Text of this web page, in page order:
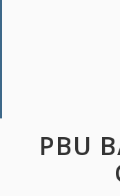
PBU